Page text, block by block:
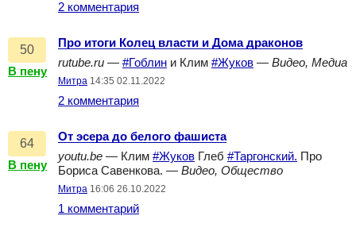
2 комментария
50
В пену
Про итоги Колец власти и Дома драконов
rutube.ru — #Гоблин и Клим #Жуков — Видео, Медиа
Митра 14:35 02.11.2022
2 комментария
64
В пену
От эсера до белого фашиста
youtu.be — Клим #Жуков Глеб #Таргонский. Про
Бориса Савенкова. — Видео, Общество
Митра 16:06 26.10.2022
1 комментарий